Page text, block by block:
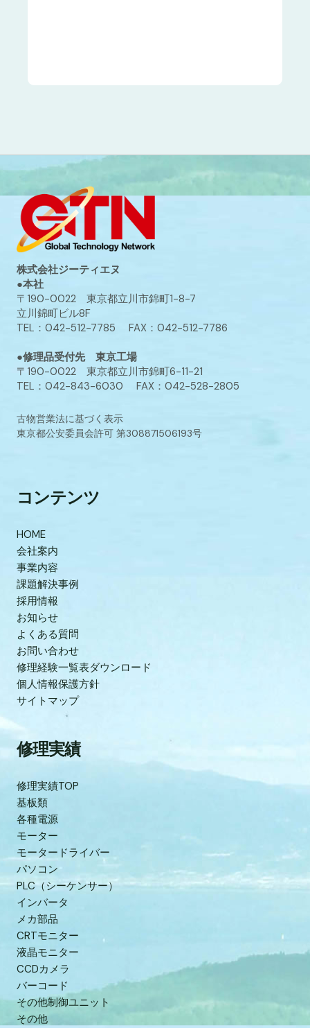
株式会社ジーティエヌ
●本社
〒190-0022 東京都立川市錦町1-8-7
立川錦町ビル8F
TEL：042-512-7785 FAX：042-512-7786
●修理品受付先 東京工場
〒190-0022 東京都立川市錦町6-11-21
TEL：042-843-6030 FAX：042-528-2805
古物営業法に基づく表示
東京都公安委員会許可 第308871506193号
コンテンツ
HOME
会社案内
事業内容
課題解決事例
採用情報
お知らせ
よくある質問
お問い合わせ
修理経験一覧表ダウンロード
個人情報保護方針
サイトマップ
修理実績
修理実績TOP
基板類
各種電源
モーター
モータードライバー
パソコン
PLC（シーケンサー）
インバータ
メカ部品
CRTモニター
液晶モニター
CCDカメラ
バーコード
その他制御ユニット
その他